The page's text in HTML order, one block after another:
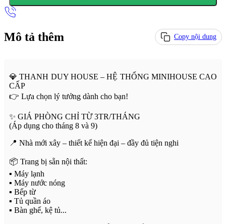
Mô tả thêm Copy nội dung
💎 THANH DUY HOUSE – HỆ THỐNG MINIHOUSE CAO
CẤP
👉 Lựa chọn lý tưởng dành cho bạn!
✨ GIÁ PHÒNG CHỈ TỪ 3TR/THÁNG
(Áp dụng cho tháng 8 và 9)
📍 Nhà mới xây – thiết kế hiện đại – đầy đủ tiện nghi
📦 Trang bị sẵn nội thất:
▪️ Máy lạnh
▪️ Máy nước nóng
▪️ Bếp từ
▪️ Tủ quần áo
▪️ Bàn ghế, kệ tủ...